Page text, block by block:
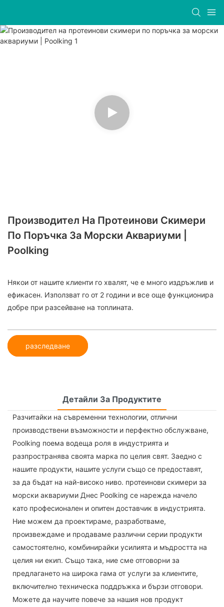
Производител На Протеинови Скимери
По Поръчка За Морски Аквариуми |
Poolking
Някои от нашите клиенти го хвалят, че е много издръжлив и
ефикасен. Използват го от 2 години и все още функционира
добре при разсейване на топлината.
разследване
Детайли За Продуктите
Разчитайки на съвременни технологии, отлични
производствени възможности и перфектно обслужване,
Poolking поема водеща роля в индустрията и
разпространява своята марка по целия свят. Заедно с
нашите продукти, нашите услуги също се предоставят,
за да бъдат на най-високо ниво. протеинови скимери за
морски аквариуми Днес Poolking се нарежда начело
като професионален и опитен доставчик в индустрията.
Ние можем да проектираме, разработваме,
произвеждаме и продаваме различни серии продукти
самостоятелно, комбинирайки усилията и мъдростта на
целия ни екип. Също така, ние сме отговорни за
предлагането на широка гама от услуги за клиентите,
включително техническа поддръжка и бързи отговори.
Можете да научите повече за нашия нов продукт